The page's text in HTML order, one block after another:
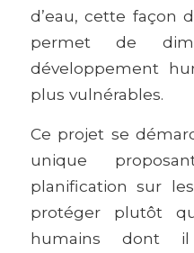
d’eau, cette façon
permet de
développement
plus vulnérables.
Ce projet se
unique
planification sur
protéger plutôt
humains dont